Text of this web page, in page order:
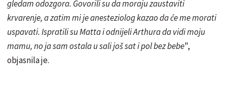
gledam odozgora. Govorili su da moraju zaustaviti
krvarenje, a zatim mi je anesteziolog kazao da će me morati
uspavati. Ispratili su Matta i odnijeli Arthura da vidi moju
mamu, no ja sam ostala u sali još sat i pol bez bebe",
objasnila je.